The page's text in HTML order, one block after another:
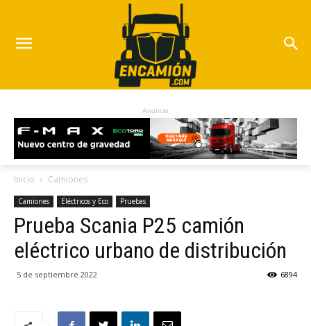
Anuncio
Inicio Camiones
Camiones Eléctricos y Eco Pruebas
Prueba Scania P25 camión
eléctrico urbano de distribución
5 de septiembre 2022 6894